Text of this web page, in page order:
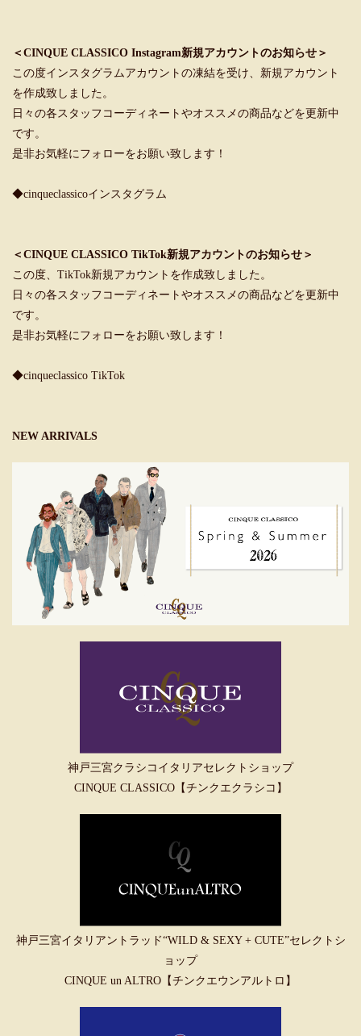
＜CINQUE CLASSICO Instagram新規アカウントのお知らせ＞
この度インスタグラムアカウントの凍結を受け、新規アカウント
を作成致しました。
日々の各スタッフコーディネートやオススメの商品などを更新中
です。
是非お気軽にフォローをお願い致します！
◆cinqueclassicoインスタグラム
＜CINQUE CLASSICO TikTok新規アカウントのお知らせ＞
この度、TikTok新規アカウントを作成致しました。
日々の各スタッフコーディネートやオススメの商品などを更新中
です。
是非お気軽にフォローをお願い致します！
◆cinqueclassico TikTok
NEW ARRIVALS
神戸三宮クラシコイタリアセレクトショップ
CINQUE CLASSICO【チンクエクラシコ】
神戸三宮イタリアントラッド“WILD & SEXY + CUTE”セレクトシ
ョップ
CINQUE un ALTRO【チンクエウンアルトロ】